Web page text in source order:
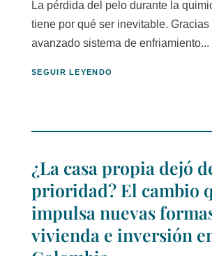
La pérdida del pelo durante la
tiene por qué ser inevitable. Gracias
avanzado sistema de enfriamiento...
SEGUIR LEYENDO
¿La casa propia dejó
prioridad? El cambio
impulsa nuevas
vivienda e inversión